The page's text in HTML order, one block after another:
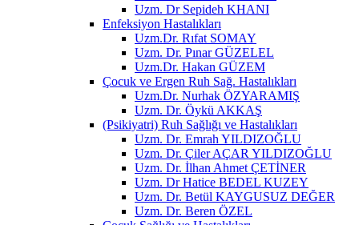
Uzm. Dr Sepideh KHANI
Enfeksiyon Hastalıkları
Uzm.Dr. Rıfat SOMAY
Uzm. Dr. Pınar GÜZELEL
Uzm.Dr. Hakan GÜZEM
Çocuk ve Ergen Ruh Sağ. Hastalıkları
Uzm.Dr. Nurhak ÖZYARAMIŞ
Uzm. Dr. Öykü AKKAŞ
(Psikiyatri) Ruh Sağlığı ve Hastalıkları
Uzm. Dr. Emrah YILDIZOĞLU
Uzm. Dr. Çiler AÇAR YILDIZOĞLU
Uzm. Dr. İlhan Ahmet ÇETİNER
Uzm. Dr Hatice BEDEL KUZEY
Uzm. Dr. Betül KAYGUSUZ DEĞER
Uzm. Dr. Beren ÖZEL